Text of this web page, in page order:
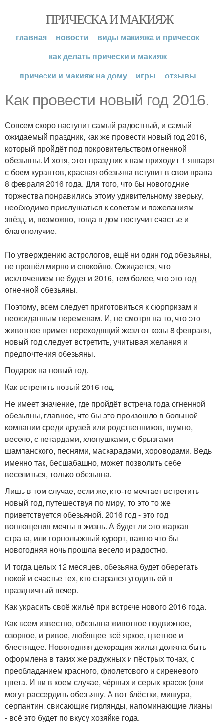
ПРИЧЕСКА И МАКИЯЖ
главная новости
виды макияжа и причесок
как делать прически и макияж
прически и макияж на дому
игры отзывы
Как провести новый год 2016.
Совсем скоро наступит самый радостный, и самый
ожидаемый праздник, как же провести новый год 2016,
который пройдёт под покровительством огненной
обезьяны. И хотя, этот праздник к нам приходит 1 января
с боем курантов, красная обезьяна вступит в свои права
8 февраля 2016 года. Для того, что бы новогодние
торжества понравились этому удивительному зверьку,
необходимо прислушаться к советам и пожеланиям
звёзд, и, возможно, тогда в дом постучит счастье и
благополучие.
По утверждению астрологов, ещё ни один год обезьяны,
не прошёл мирно и спокойно. Ожидается, что
исключением не будет и 2016, тем более, что это год
огненной обезьяны.
Поэтому, всем следует приготовиться к сюрпризам и
неожиданным переменам. И, не смотря на то, что это
животное примет переходящий жезл от козы 8 февраля,
новый год следует встретить, учитывая желания и
предпочтения обезьяны.
Подарок на новый год.
Как встретить новый 2016 год.
Не имеет значение, где пройдёт встреча года огненной
обезьяны, главное, что бы это произошло в большой
компании среди друзей или родственников, шумно,
весело, с петардами, хлопушками, с брызгами
шампанского, песнями, маскарадами, хороводами. Ведь
именно так, бесшабашно, может позволить себе
веселиться, только обезьяна.
Лишь в том случае, если же, кто-то мечтает встретить
новый год, путешествуя по миру, то это то же
приветствуется обезьяной. 2016 год - это год
воплощения мечты в жизнь. А будет ли это жаркая
страна, или горнолыжный курорт, важно что бы
новогодняя ночь прошла весело и радостно.
И тогда целых 12 месяцев, обезьяна будет оберегать
покой и счастье тех, кто старался угодить ей в
праздничный вечер.
Как украсить своё жильё при встрече нового 2016 года.
Как всем известно, обезьяна животное подвижное,
озорное, игривое, любящее всё яркое, цветное и
блестящее. Новогодняя декорация жилья должна быть
оформлена в таких же радужных и пёстрых тонах, с
преобладанием красного, фиолетового и сиреневого
цвета. И ни в коем случае, чёрных и серых красок (они
могут рассердить обезьяну. А вот блёстки, мишура,
серпантин, свисающие гирлянды, напоминающие лианы
- всё это будет по вкусу хозяйке года.